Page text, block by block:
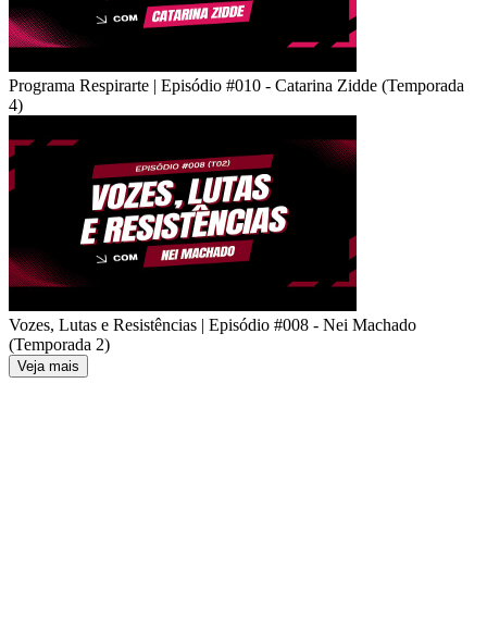
Programa Respirarte | Episódio #010 - Catarina Zidde (Temporada
4)
Vozes, Lutas e Resistências | Episódio #008 - Nei Machado
(Temporada 2)
Veja mais